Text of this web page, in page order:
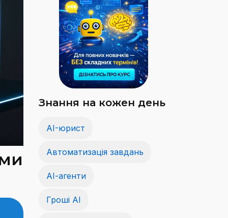
Знання на кожен день
AI-юрист
Автоматизація завдань
АІ-агенти
Гроші АІ